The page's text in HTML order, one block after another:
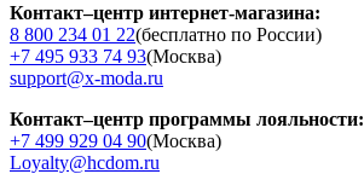
Контакт–центр интернет-магазина:
8 800 234 01 22(бесплатно по России)
+7 495 933 74 93(Москва)
support@x-moda.ru
Контакт–центр программы лояльности:
+7 499 929 04 90(Москва)
Loyalty@hcdom.ru